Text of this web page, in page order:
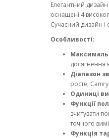
Елегантний дизайн
оснащені 4
Сучасний дизайн і
Особливості:
досягнення
Діапазон
росте,
Одиниці
Функції
зчитувати
точного
Функція